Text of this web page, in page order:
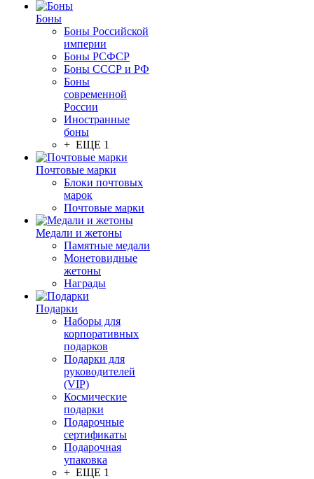
Боны
Боны Российской
империи
Боны РСФСР
Боны СССР и РФ
Боны
современной
России
Иностранные
боны
+ ЕЩЕ 1
Почтовые марки
Блоки почтовых
марок
Почтовые марки
Медали и жетоны
Памятные медали
Монетовидные
жетоны
Награды
Подарки
Наборы для
корпоративных
подарков
Подарки для
руководителей
(VIP)
Космические
подарки
Подарочные
сертификаты
Подарочная
упаковка
+ ЕЩЕ 1